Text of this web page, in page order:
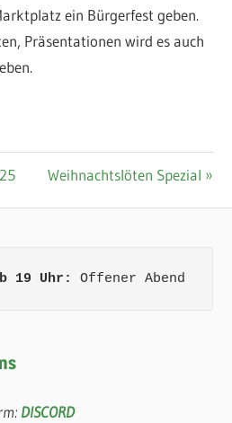
ein Bürgerfest geben.
Präsentationen wird es auch
Nächster
Weihnachtslöten Spezial
19 Uhr: Offener Abend
DISCORD